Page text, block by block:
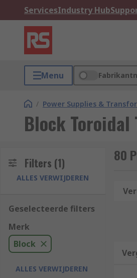
ServicesIndustry Hub
Menu
/ Power Supplies &
Block Toroidal
Filters (1)
ALLES VERWIJDEREN
Geselecteerde filters
Merk
Block
ALLES VERWIJDEREN
80